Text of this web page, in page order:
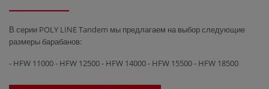
В серии POLY LINE Tandem мы предлагаем на выбор следующие
размеры барабанов:
- HFW 11000 - HFW 12500 - HFW 14000 - HFW 15500 - HFW 18500